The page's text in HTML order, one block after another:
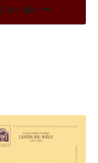
Carrello